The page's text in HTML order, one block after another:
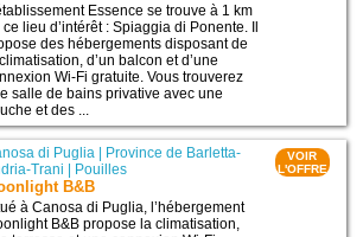
Essence se trouve à 1 km
ce lieu d’intérêt : Spiaggia di Ponente. Il
des hébergements disposant de
d’un balcon et d’une
Wi-Fi gratuite. Vous trouverez
salle de bains privative avec une
et des ...
di Puglia | Province de Barletta-
Trani | Pouilles
B&B
à Canosa di Puglia, l’hébergement
B&B propose la climatisation,
VOIR
L'OFFRE